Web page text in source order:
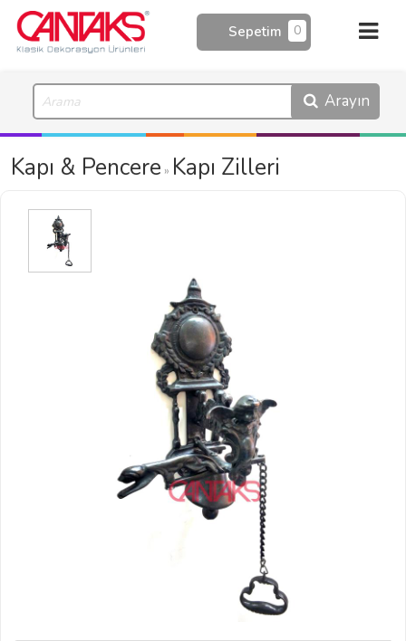
0
Sepetim
Arayın
Kapı & Pencere » Kapı Zilleri